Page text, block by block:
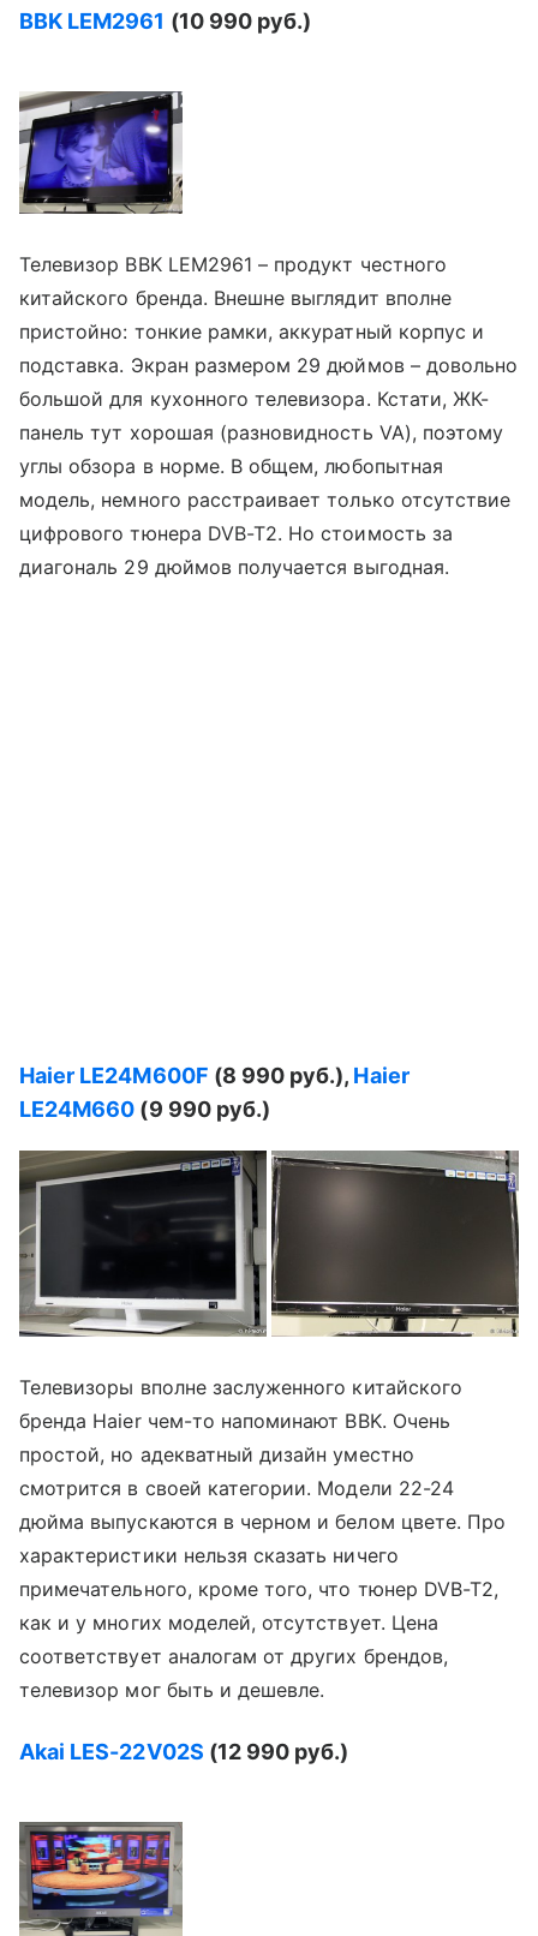
BBK LEM2961 (10 990 руб.)
Телевизор BBK LEM2961 – продукт честного
китайского бренда. Внешне выглядит вполне
пристойно: тонкие рамки, аккуратный корпус и
подставка. Экран размером 29 дюймов – довольно
большой для кухонного телевизора. Кстати, ЖК-
панель тут хорошая (разновидность VA), поэтому
углы обзора в норме. В общем, любопытная
модель, немного расстраивает только отсутствие
цифрового тюнера DVB-T2. Но стоимость за
диагональ 29 дюймов получается выгодная.
Haier LE24M600F (8 990 руб.), Haier
LE24M660 (9 990 руб.)
Телевизоры вполне заслуженного китайского
бренда Haier чем-то напоминают BBK. Очень
простой, но адекватный дизайн уместно
смотрится в своей категории. Модели 22-24
дюйма выпускаются в черном и белом цвете. Про
характеристики нельзя сказать ничего
примечательного, кроме того, что тюнер DVB-T2,
как и у многих моделей, отсутствует. Цена
соответствует аналогам от других брендов,
телевизор мог быть и дешевле.
Akai LES-22V02S (12 990 руб.)